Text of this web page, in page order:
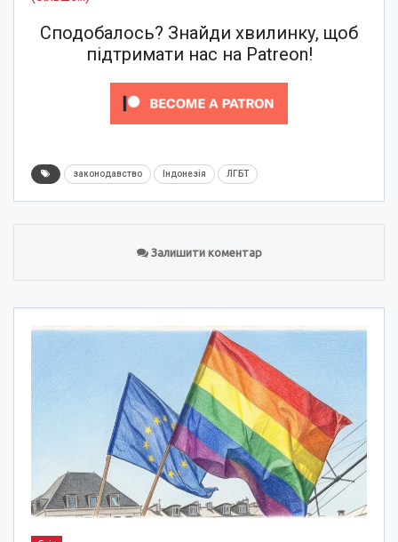
Сподобалось? Знайди хвилинку, щоб
підтримати нас на Patreon!
законодавство Індонезія ЛГБТ
Залишити коментар